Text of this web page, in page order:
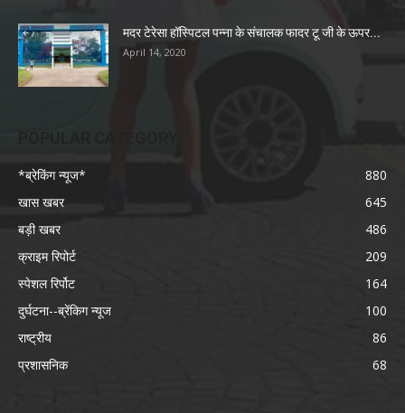
मदर टेरेसा हॉस्पिटल पन्ना के संचालक फादर टू जी के ऊपर...
April 14, 2020
*ब्रेकिंग न्यूज*
880
खास खबर
645
बड़ी खबर
486
क्राइम रिपोर्ट
209
स्पेशल रिर्पोट
164
दुर्घटना--ब्रेंकिग न्यूज
100
राष्ट्रीय
86
प्रशासनिक
68